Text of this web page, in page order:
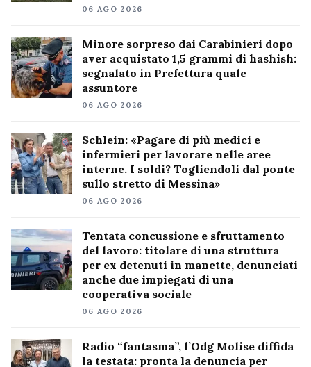
06 AGO 2026
Minore sorpreso dai Carabinieri dopo
aver acquistato 1,5 grammi di hashish:
segnalato in Prefettura quale
assuntore
06 AGO 2026
Schlein: «Pagare di più medici e
infermieri per lavorare nelle aree
interne. I soldi? Togliendoli dal ponte
sullo stretto di Messina»
06 AGO 2026
Tentata concussione e sfruttamento
del lavoro: titolare di una struttura
per ex detenuti in manette, denunciati
anche due impiegati di una
cooperativa sociale
06 AGO 2026
Radio “fantasma”, l’Odg Molise diffida
la testata: pronta la denuncia per